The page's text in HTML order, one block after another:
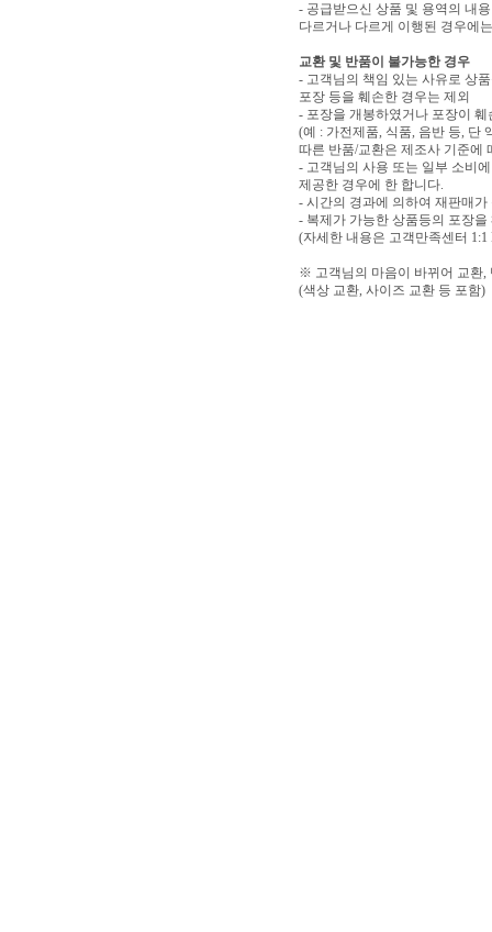
- 공급받으신 상품 및 용역의 내
다르거나 다르게 이행된 경우에
교환 및 반품이 불가능한 경우
- 고객님의 책임 있는 사유로 상
포장 등을 훼손한 경우는 제외
- 포장을 개봉하였거나 포장이
(예 : 가전제품, 식품, 음반 등, 단
따른 반품/교환은 제조사 기준에
- 고객님의 사용 또는 일부 소비
제공한 경우에 한 합니다.
- 시간의 경과에 의하여 재판매
- 복제가 가능한 상품등의 포장을
(자세한 내용은 고객만족센터
※ 고객님의 마음이 바뀌어 교환,
(색상 교환, 사이즈 교환 등 포함)